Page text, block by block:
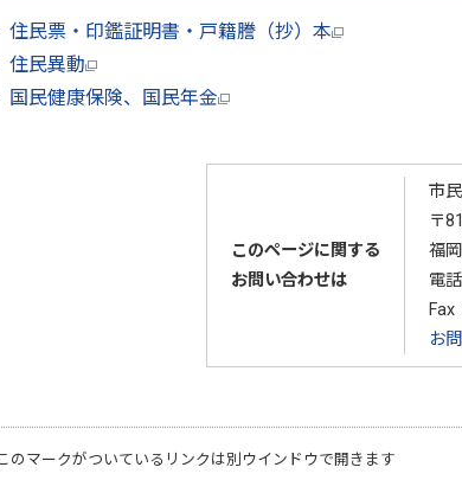
住民票・印鑑証明書・戸籍謄（抄）本
住民異動
国民健康保険、国民年金
このページに関する
お問い合わせは
市
〒
福
電
お
のマークがついているリンクは別ウインドウで開きます